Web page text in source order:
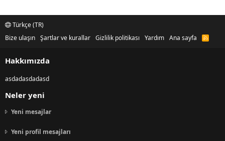
Türkçe (TR)
Bize ulaşın Şartlar ve kurallar Gizlilik politikası Yardım Ana sayfa
R
Hakkımızda
asdadasdadasd
Neler yeni
Yeni mesajlar
Yeni profil mesajları